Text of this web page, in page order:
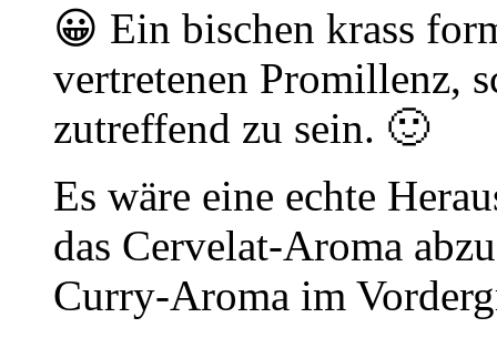
😀 Ein bischen krass
vertretenen Promillenz,
zutreffend zu sein. 🙂
Es wäre eine echte
das Cervelat-Aroma
Curry-Aroma im